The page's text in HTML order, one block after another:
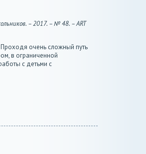
– 2017. – № 48. – ART
очень сложный путь
в ограниченной
с детьми с